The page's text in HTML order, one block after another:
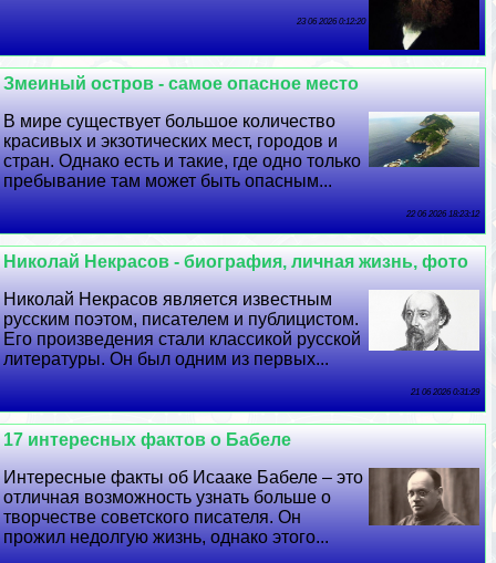
23 06 2026 0:12:20
Змеиный остров - самое опасное место
В мире существует большое количество
красивых и экзотических мест, городов и
стран. Однако есть и такие, где одно только
пребывание там может быть опасным...
22 06 2026 18:23:12
Николай Некрасов - биография, личная жизнь, фото
Николай Некрасов является известным
русским поэтом, писателем и публицистом.
Его произведения стали классикой русской
литературы. Он был одним из первых...
21 06 2026 0:31:29
17 интересных фактов о Бабеле
Интересные факты об Исааке Бабеле – это
отличная возможность узнать больше о
творчестве советского писателя. Он
прожил недолгую жизнь, однако этого...